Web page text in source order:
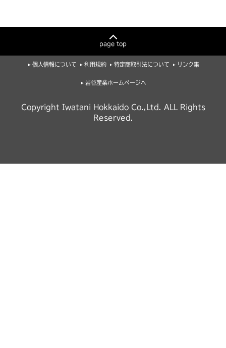
page top
個人情報について 利用規約 特定商取引法について リンク集
岩谷産業ホームページへ
Copyright Iwatani Hokkaido Co.,Ltd. ALL Rights
Reserved.